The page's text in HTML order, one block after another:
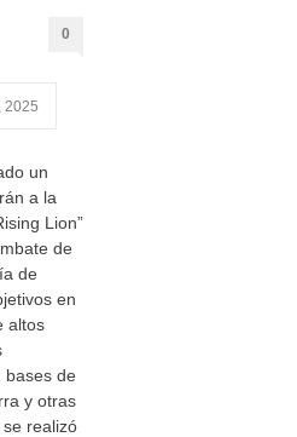
0
2025
un
a la
Lion”
de
de
en
altos
bases de
y otras
realizó